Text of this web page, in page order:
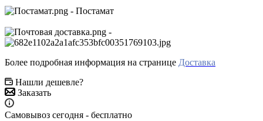
- Постамат
-
Более подробная информация на странице Доставка
Нашли дешевле?
Заказать
Самовывоз сегодня - бесплатно